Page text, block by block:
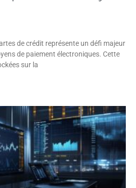
de crédit représente un défi majeur
de paiement électroniques. Cette
sur la